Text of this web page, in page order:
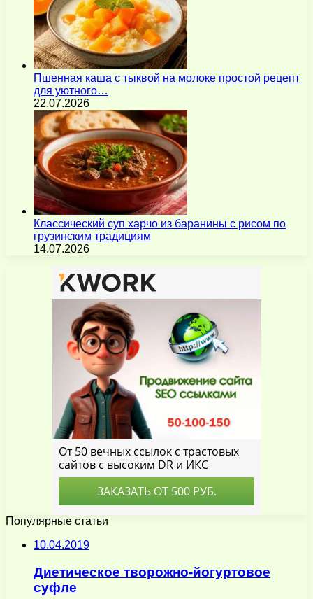
Пшенная каша с тыквой на молоке простой рецепт
для уютного…
22.07.2026
Классический суп харчо из баранины с рисом по
грузинским традициям
14.07.2026
Популярные статьи
10.04.2019
Диетическое творожно-йогуртовое
суфле